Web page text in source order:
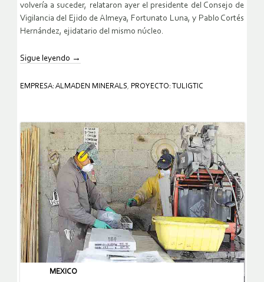
volvería a suceder, relataron ayer el presidente del Consejo de
Vigilancia del Ejido de Almeya, Fortunato Luna, y Pablo Cortés
Hernández, ejidatario del mismo núcleo.
Sigue leyendo →
EMPRESA: ALMADEN MINERALS, PROYECTO: TULIGTIC
MEXICO